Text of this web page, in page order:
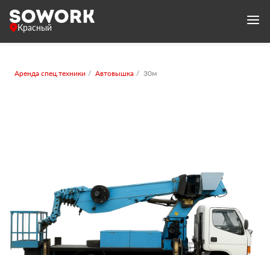
Красный
Аренда спец.техники Автовышка 30м